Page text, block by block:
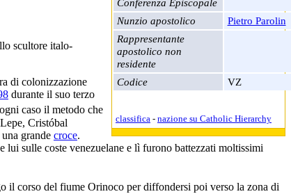
Conferenza Episcopale
Nunzio apostolico
Pietro Parolin
Rappresentante
apostolico non
residente
Codice
VZ
classifica - nazione su Catholic Hierarchy
scultore italo-
di colonizzazione
durante il suo terzo
caso il metodo che
Cristóbal
grande croce.
lui sulle coste venezuelane e lì furono battezzati moltissimi
il corso del fiume Orinoco per diffondersi poi verso la zona di